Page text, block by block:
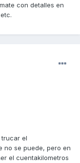
con detalles en
trucar el
no se puede, pero en
el cuentakilometros